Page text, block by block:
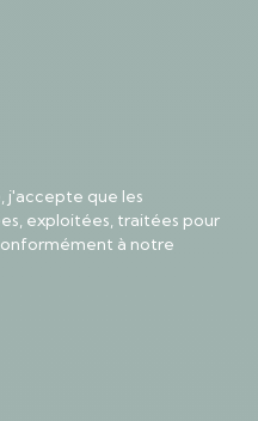
j'accepte que les
exploitées, traitées pour
à notre